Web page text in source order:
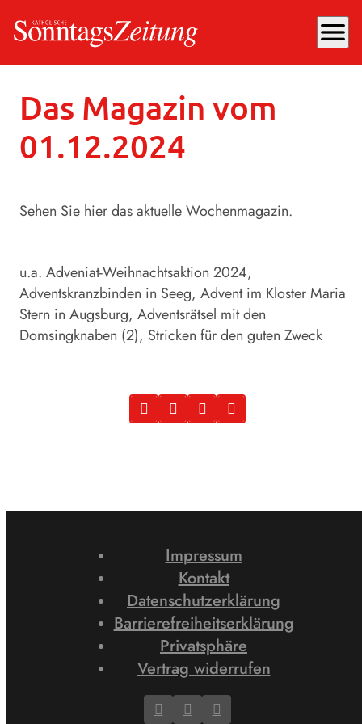
menu
Sonntag, 01.12.2024, 18:30 Uhr
Das Magazin vom
01.12.2024
Sehen Sie hier das aktuelle Wochenmagazin.
u.a. Adveniat-Weihnachtsaktion 2024,
Adventskranzbinden in Seeg, Advent im Kloster Maria
Stern in Augsburg, Adventsrätsel mit den
Domsingknaben (2), Stricken für den guten Zweck
Impressum
Kontakt
Datenschutzerklärung
Barrierefreiheitserklärung
Privatsphäre
Vertrag widerrufen